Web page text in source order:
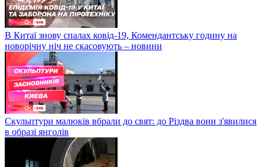
В Китаї знову спалах ковід-19, Комендантську годину на
новорічну ніч не скасовують – новини
Скульптури малюків вбрали до свят: до Різдва вони з'явилися
в образі янголів